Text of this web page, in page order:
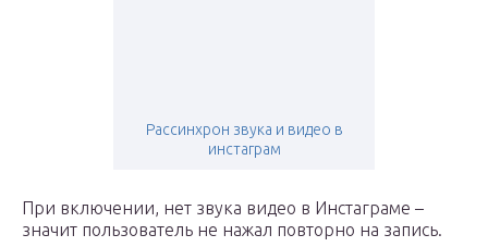
Рассинхрон звука и видео в
инстаграм
При включении, нет звука видео в Инстаграме –
значит пользователь не нажал повторно на запись.